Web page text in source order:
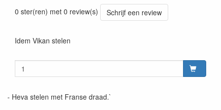
0 ster(ren) met 0 review(s)
Schrijf een review
Idem Vikan stelen
- Heva stelen met Franse draad.`